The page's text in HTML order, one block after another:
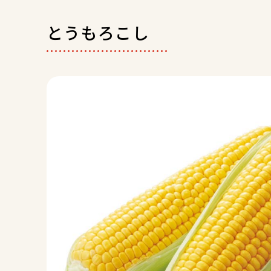
とうもろこし